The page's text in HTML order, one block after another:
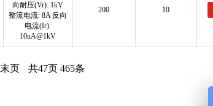
向耐压(Vr): 1kV
整流电流: 8A 反向
电流(Ir):
10uA@1kV
200 10
末页 共47页 465条